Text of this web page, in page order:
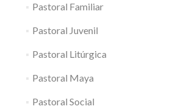
Pastoral Familiar
Pastoral Juvenil
Pastoral Litúrgica
Pastoral Maya
Pastoral Social